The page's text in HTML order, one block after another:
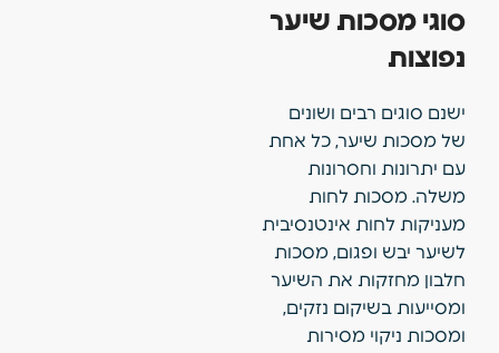
סוגי מסכות שיער
נפוצות
ישנם סוגים רבים ושונים
של מסכות שיער, כל אחת
עם יתרונות וחסרונות
משלה. מסכות לחות
מעניקות לחות אינטנסיבית
לשיער יבש ופגום, מסכות
חלבון מחזקות את השיער
ומסייעות בשיקום נזקים,
ומסכות ניקוי מסירות